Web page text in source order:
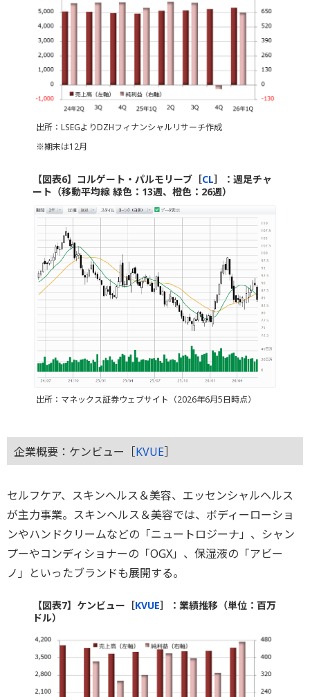
出所：LSEGよりDZHフィナンシャルリサーチ作成
※期末は12月
【図表6】コルゲート・パルモリーブ［CL］：週足チャ
ート（移動平均線 緑色：13週、橙色：26週）
出所：マネックス証券ウェブサイト（2026年6月5日時点）
企業概要：ケンビュー［KVUE］
セルフケア、スキンヘルス＆美容、エッセンシャルヘルス
が主力事業。スキンヘルス＆美容では、ボディーローショ
ンやハンドクリームなどの「ニュートロジーナ」、シャン
プーやコンディショナーの「OGX」、保湿液の「アビー
ノ」といったブランドも展開する。
【図表7】ケンビュー［KVUE］：業績推移（単位：百万
ドル）